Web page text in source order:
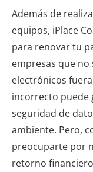
Además de
equipos, iPlace
para renovar tu
empresas que
electrónicos
incorrecto puede
seguridad de
ambiente. Pero,
preocuparte por
retorno